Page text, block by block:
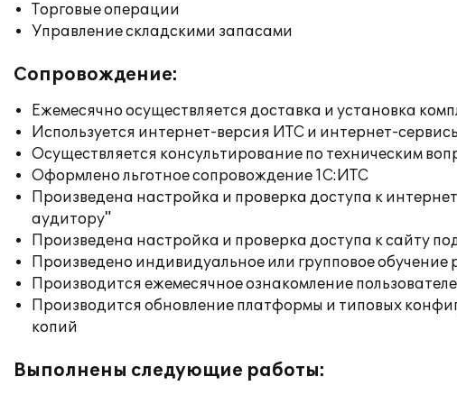
Торговые операции
Управление складскими запасами
Сопровождение:
Ежемесячно осуществляется доставка и установка
Используется интернет-версия ИТС и интернет-
Осуществляется консультирование по техническим
Оформлено льготное сопровождение 1С:ИТС
Произведена настройка и проверка доступа к
аудитору"
Произведена настройка и проверка доступа к сайту
Произведено индивидуальное или групповое
Производится ежемесячное ознакомление
Производится обновление платформы и типовых
копий
Выполнены следующие работы: